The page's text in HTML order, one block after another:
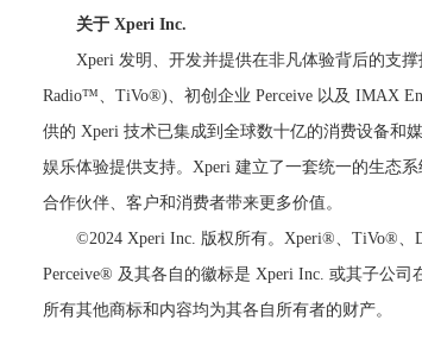
关于 Xperi Inc.
Xperi 发明、开发并提供在非凡体验背后的支撑
Radio™、TiVo®)、初创企业 Perceive 以及 IMAX
供的 Xperi 技术已集成到全球数十亿的消费设备和
娱乐体验提供支持。Xperi 建立了一套统一的生态
合作伙伴、客户和消费者带来更多价值。
©2024 Xperi Inc. 版权所有。Xperi®、TiVo®、
Perceive® 及其各自的徽标是 Xperi Inc. 或其子公司
所有其他商标和内容均为其各自所有者的财产。